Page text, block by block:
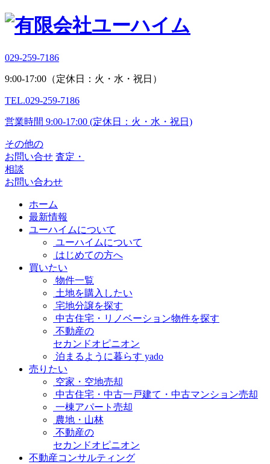
029-259-7186
9:00-17:00 （定休日：火・水・祝日）
TEL.029-259-7186
営業時間 9:00-17:00 (定休日：火・水・祝日)
その他の
お問い合せ 査定・
相談
お問い合わせ
ホーム
最新情報
ユーハイムについて
ユーハイムについて
はじめての方へ
買いたい
物件一覧
土地を購入したい
宅地分譲を探す
中古住宅・リノベーション物件を探す
不動産の
セカンドオピニオン
泊まるように暮らす yado
売りたい
空家・空地売却
中古住宅・中古一戸建て・中古マンション売却
一棟アパート売却
農地・山林
不動産の
セカンドオピニオン
不動産コンサルティング